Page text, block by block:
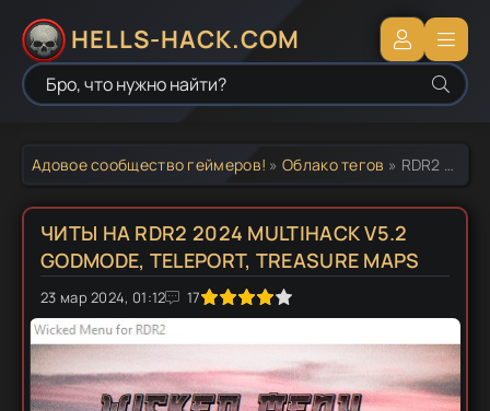
HELLS-HACK.COM
Адовое сообщество геймеров! »Облако тегов » RDR2 читы
ЧИТЫ НА RDR2 2024 MULTIHACK V5.2
GODMODE, TELEPORT, TREASURE MAPS
23 мар 2024, 01:12 17
1 2 3 4 5